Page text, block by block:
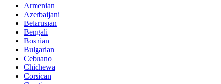
Armenian
Azerbaijani
Belarusian
Bengali
Bosnian
Bulgarian
Cebuano
Chichewa
Corsican